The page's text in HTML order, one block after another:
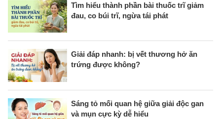
Tìm hiểu thành phần bài thuốc trĩ giảm
đau, co búi trĩ, ngừa tái phát
Giải đáp nhanh: bị vết thương hở ăn
trứng được không?
Sáng tỏ mối quan hệ giữa giải độc gan
và mụn cực kỳ dễ hiểu